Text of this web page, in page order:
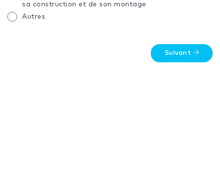
sa construction et de son montage
Autres
Suivant